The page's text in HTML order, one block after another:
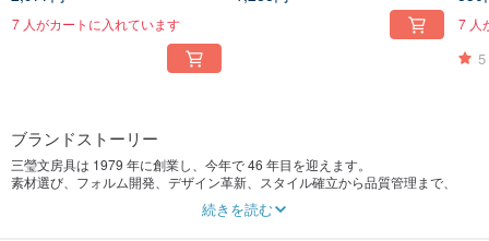
7 人がカートに入れています 7 人
5
ブランドストーリー
三瑩文房具は 1979 年に創業し、今年で 46 年目を迎えます。
素材選び、フォルム開発、デザイン革新、スタイル確立から品質管理まで、
皆様にもっと多様な選択肢と、文具で遊ぶ楽しさを提供したいと考えておりま
続きを読む